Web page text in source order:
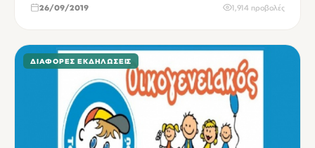
26/09/2019 1,914 προβολές
ΔΙΆΦΟΡΕΣ ΕΚΔΗΛΏΣΕΙΣ